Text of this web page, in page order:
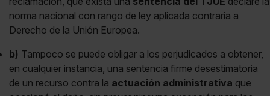
norma nacional con rango de ley aplicada contraria a
Derecho de la Unión Europea.
b) Tampoco se puede obligar a los perjudicados a obtener,
en cualquier instancia, una sentencia firme desestimatoria
de un recurso contra la actuación administrativa que